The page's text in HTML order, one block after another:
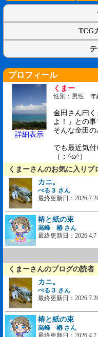
TCG
プロフィール
詳細表示
くまー
性別：男性 年
金田さん曰
よ！」との事
そんな金田
でも最近気
（；^ω^）
くまーさんのお気に入りブ
カニ。
ぺる３ さん
最終更新日：
椿と紙の束
高峰 椿 さん
最終更新日：2026.4.7
くまーさんのブログの読者
カニ。
ぺる３ さん
最終更新日：
椿と紙の束
高峰 椿 さん
最終更新日：2026.4.7